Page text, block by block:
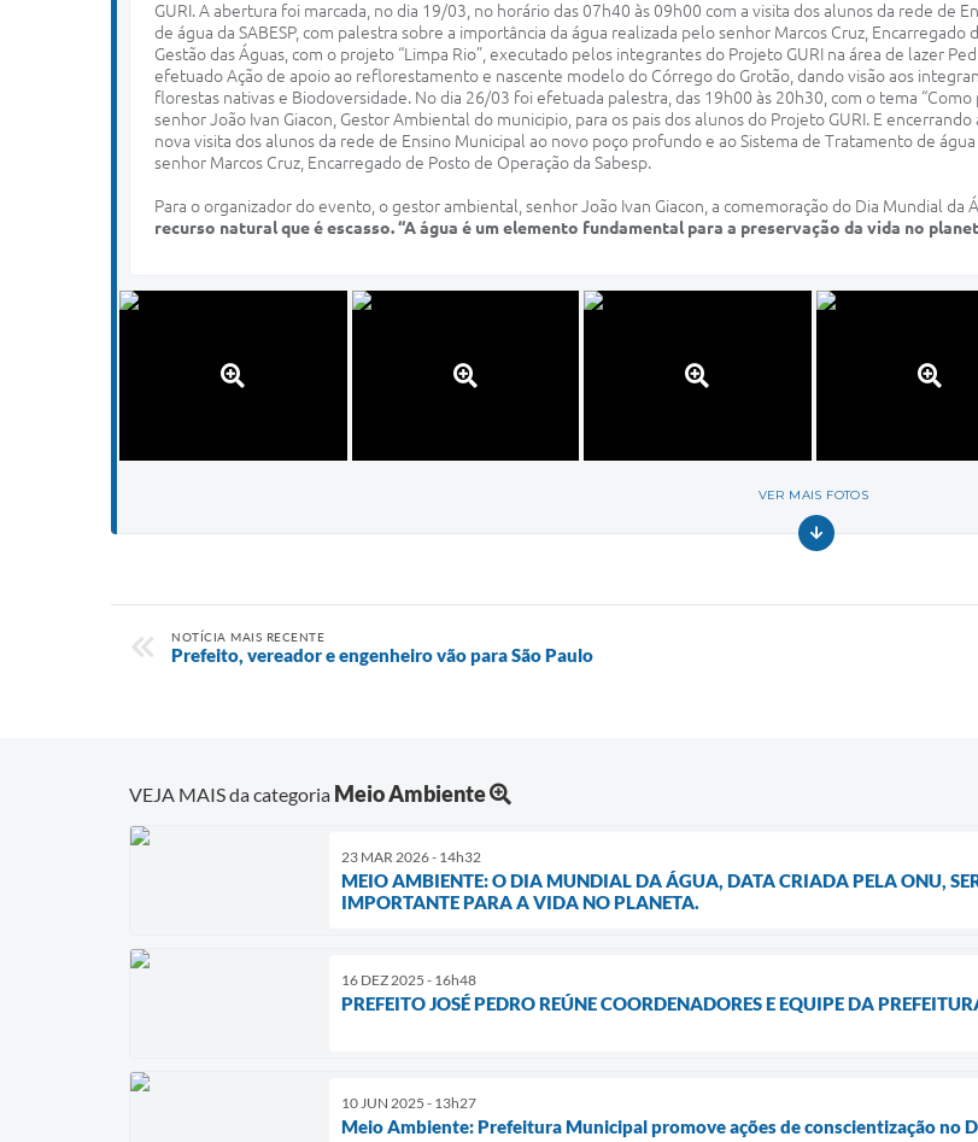
GURI. A abertura foi marcada, no dia 19/03, no horário das 07h40 às 09h00 com a visita dos alunos da rede de
de água da SABESP, com palestra sobre a importância da água realizada pelo senhor Marcos Cruz,
Gestão das Águas, com o projeto “Limpa Rio”, executado pelos integrantes do Projeto GURI na área de lazer
efetuado Ação de apoio ao reflorestamento e nascente modelo do Córrego do Grotão, dando visão aos
florestas nativas e Biodoversidade. No dia 26/03 foi efetuada palestra, das 19h00 às 20h30, com o tema
senhor João Ivan Giacon, Gestor Ambiental do municipio, para os pais dos alunos do Projeto GURI. E
nova visita dos alunos da rede de Ensino Municipal ao novo poço profundo e ao Sistema de Tratamento de
senhor Marcos Cruz, Encarregado de Posto de Operação da Sabesp.
Para o organizador do evento, o gestor ambiental, senhor João Ivan Giacon, a comemoração do Dia Mundial da
recurso natural que é escasso. “A água é um elemento fundamental para a preservação da vida no
VER MAIS FOTOS
NOTÍCIA MAIS RECENTE
Prefeito, vereador e engenheiro vão para São Paulo
VEJA MAIS da categoria Meio Ambiente
23 MAR 2026 - 14h32
MEIO AMBIENTE: O DIA MUNDIAL DA ÁGUA, DATA CRIADA PELA ONU,
IMPORTANTE PARA A VIDA NO PLANETA.
16 DEZ 2025 - 16h48
PREFEITO JOSÉ PEDRO REÚNE COORDENADORES E EQUIPE DA
10 JUN 2025 - 13h27
Meio Ambiente: Prefeitura Municipal promove ações de conscientização no